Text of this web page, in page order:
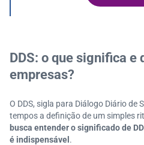
DDS precisa acontecer
DDS: o que significa e
empresas?
O DDS, sigla para Diálogo Diário de
tempos a definição de um simples
busca entender o significado de
é indispensável .